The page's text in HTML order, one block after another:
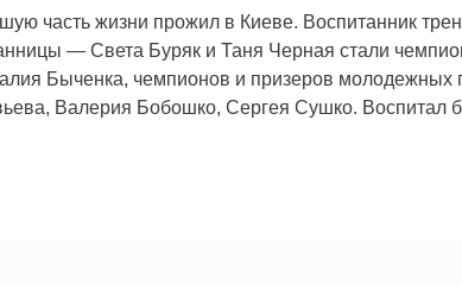
часть жизни прожил в Киеве. Воспитанник
— Света Буряк и Таня Черная стали
Быченка, чемпионов и призеров
Валерия Бобошко, Сергея Сушко. Воспитал